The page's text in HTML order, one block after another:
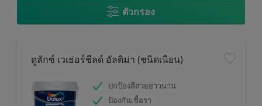
ตัวกรอง
ดูลักซ์ เวเธ่อร์ชีลด์ อัลติม่า (ชนิดเนียน)
ปกป้องสีสวยยาวนาน
ป้องกันเชื้อรา